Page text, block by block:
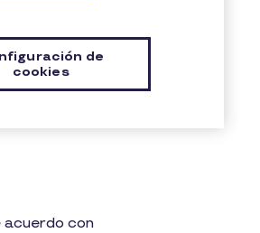
acuerdo con
de
cookies